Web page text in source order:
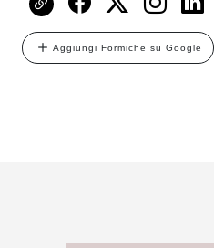
Aggiungi Formiche su Google